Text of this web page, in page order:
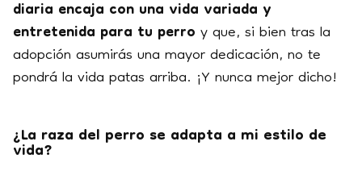
diaria encaja con una vida variada y
entretenida para tu perroy que, si bien tras la
adopción asumirás una mayor dedicación, no te
pondrá la vida patas arriba. ¡Y nunca mejor dicho!
¿La raza del perro se adapta a mi estilo de
vida?